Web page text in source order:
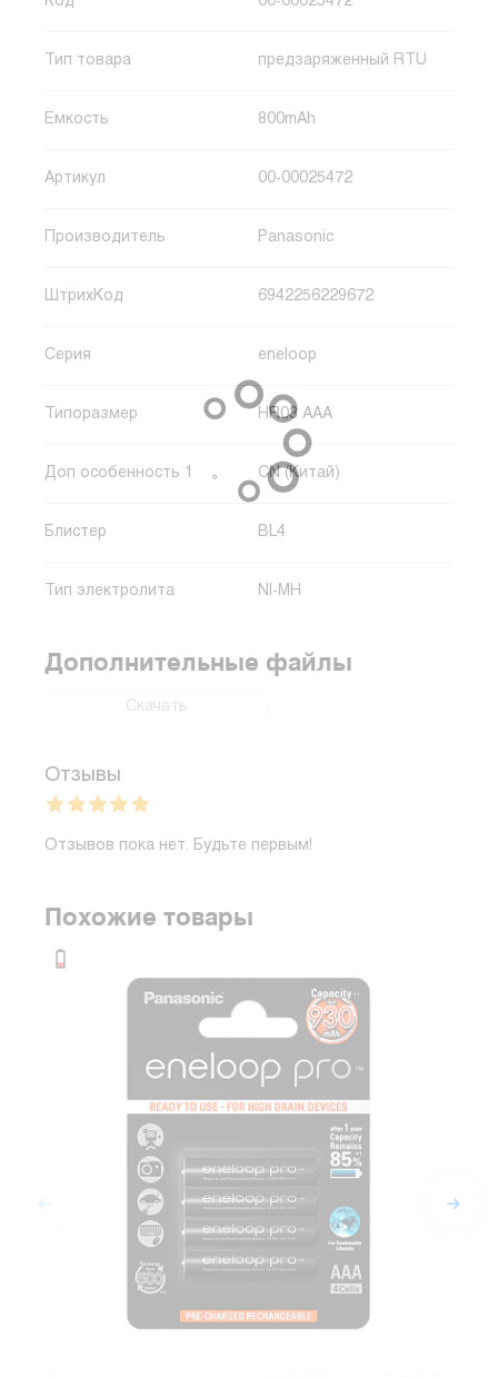
Тип товара предзаряженный RTU
Емкость 800mAh
Артикул 00-00025472
Производитель Panasonic
ШтрихКод 6942256229672
Серия eneloop
Типоразмер HR03 AAA
Доп особенность 1 CN (Китай)
Блистер BL4
Тип электролита NI-MH
Дополнительные файлы
Скачать
Отзывы
Отзывов пока нет. Будьте первым!
Похожие товары